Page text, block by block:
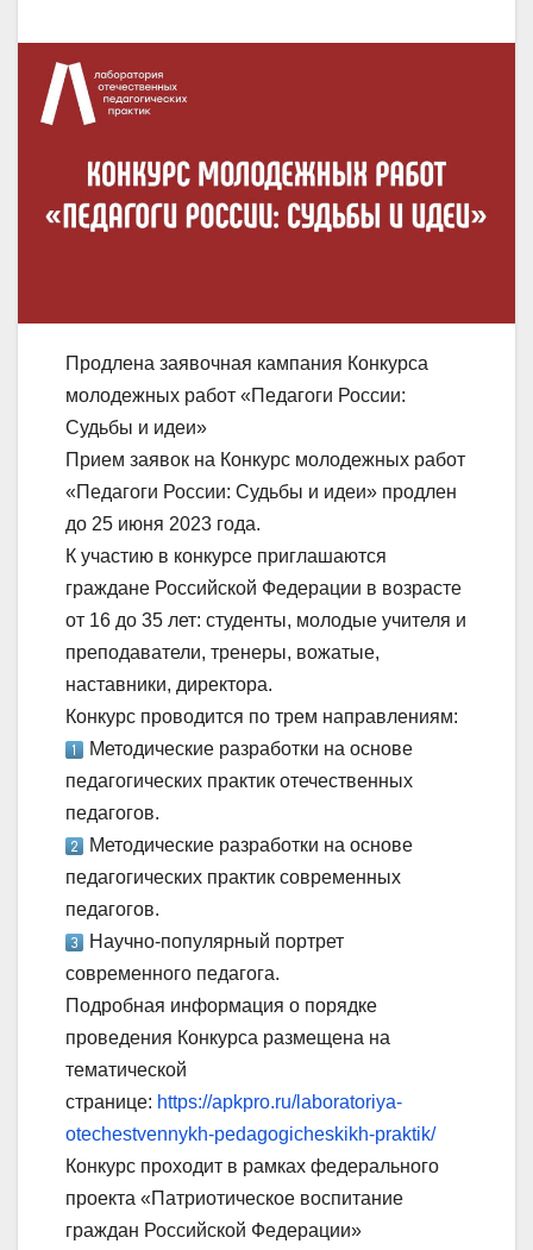
Продлена заявочная кампания Конкурса
молодежных работ «Педагоги России:
Судьбы и идеи»
Прием заявок на Конкурс молодежных работ
«Педагоги России: Судьбы и идеи» продлен
до 25 июня 2023 года.
К участию в конкурсе приглашаются
граждане Российской Федерации в возрасте
от 16 до 35 лет: студенты, молодые учителя и
преподаватели, тренеры, вожатые,
наставники, директора.
Конкурс проводится по трем направлениям:
Методические разработки на основе
педагогических практик отечественных
педагогов.
Методические разработки на основе
педагогических практик современных
педагогов.
Научно-популярный портрет
современного педагога.
Подробная информация о порядке
проведения Конкурса размещена на
тематической
странице: https://apkpro.ru/laboratoriya-
otechestvennykh-pedagogicheskikh-praktik/
Конкурс проходит в рамках федерального
проекта «Патриотическое воспитание
граждан Российской Федерации»